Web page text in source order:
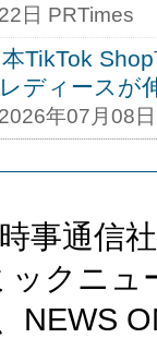
日 PRTimes
TikTok
ディースが
2026年07月08
事通信
クニ
NEWS